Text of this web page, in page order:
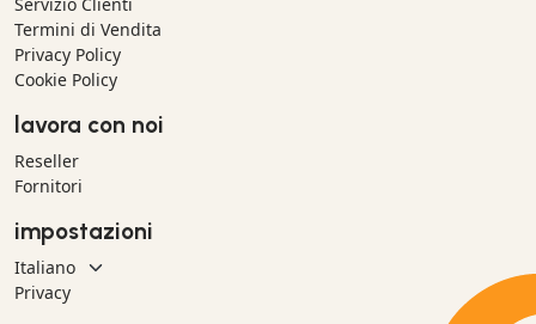
Termini di Vendita
Privacy Policy
Cookie Policy
lavora con noi
Reseller
Fornitori
impostazioni
Privacy